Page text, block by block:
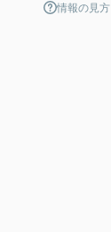
情報の見方